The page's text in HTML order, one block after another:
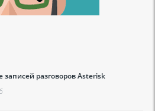
разговоров Asterisk